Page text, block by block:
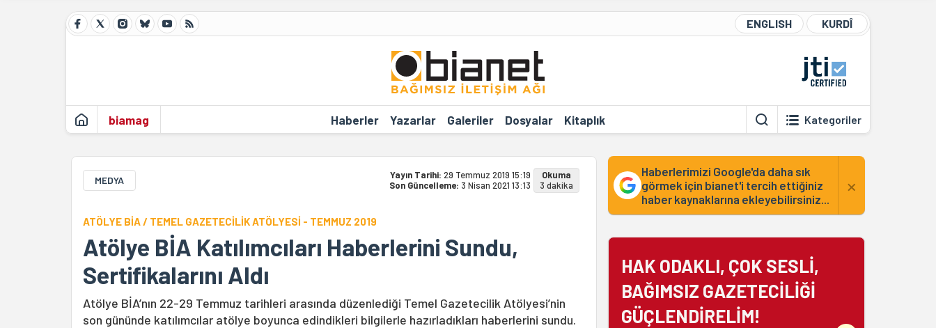
ENGLISH KURDÎ
biamag Haberler Yazarlar Galeriler Dosyalar Kitaplık Kategoriler
MEDYA Yayın Tarihi: 29 Temmuz 2019 15:19
Son Güncelleme: 3 Nisan 2021 13:13
Okuma
3 dakika
ATÖLYE BİA / TEMEL GAZETECİLİK ATÖLYESİ - TEMMUZ 2019
Atölye BİA Katılımcıları Haberlerini Sundu,
Sertifikalarını Aldı
Atölye BİA’nın 22-29 Temmuz tarihleri arasında düzenlediği Temel Gazetecilik Atölyesi’nin
son gününde katılımcılar atölye boyunca edindikleri bilgilerle hazırladıkları haberlerini sundu.
Haberlerimizi Google'da daha sık
görmek için bianet'i tercih ettiğiniz
haber kaynaklarına ekleyebilirsiniz...
×
HAK ODAKLI, ÇOK SESLİ,
BAĞIMSIZ GAZETECİLİĞİ
GÜÇLENDİRELİM!